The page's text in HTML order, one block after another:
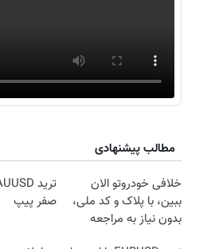
مطالب پیشنهادی
خلافی خودروتو الان
ببین، با پلاک و کد ملی،
بدون نیاز به مراجعه
صفر پیپ